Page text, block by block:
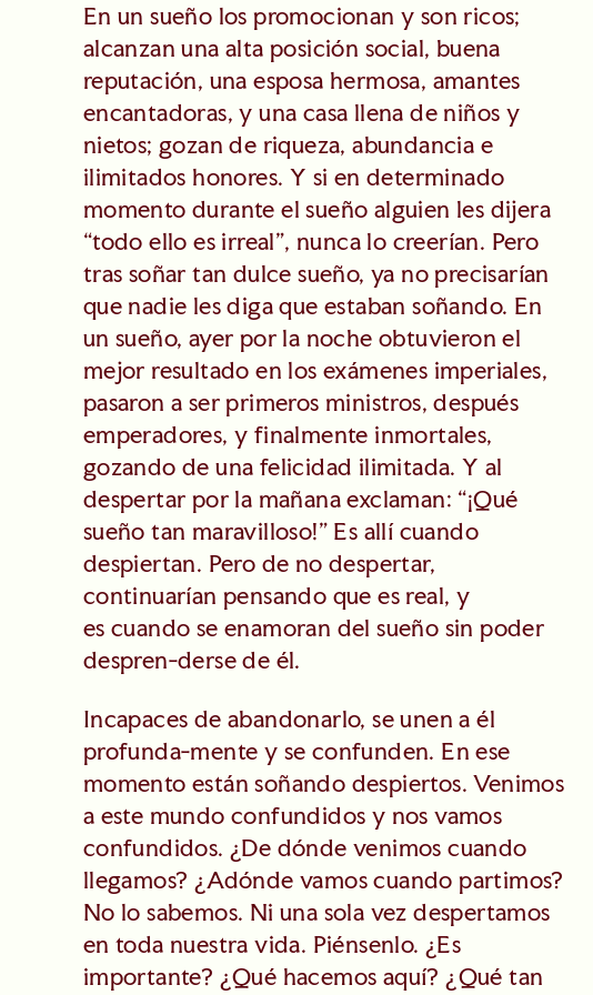
En un sueño los promocionan y son ricos;
alcanzan una alta posición social, buena
reputación, una esposa hermosa, amantes
encantadoras, y una casa llena de niños y
nietos; gozan de riqueza, abundancia e
ilimitados honores. Y si en determinado
momento durante el sueño alguien les dijera
“todo ello es irreal”, nunca lo creerían. Pero
tras soñar tan dulce sueño, ya no precisarían
que nadie les diga que estaban soñando. En
un sueño, ayer por la noche obtuvieron el
mejor resultado en los exámenes imperiales,
pasaron a ser primeros ministros, después
emperadores, y finalmente inmortales,
gozando de una felicidad ilimitada. Y al
despertar por la mañana exclaman: “¡Qué
sueño tan maravilloso!” Es allí cuando
despiertan. Pero de no despertar,
continuarían pensando que es real, y
es cuando se enamoran del sueño sin poder
despren-derse de él.
Incapaces de abandonarlo, se unen a él
profunda-mente y se confunden. En ese
momento están soñando despiertos. Venimos
a este mundo confundidos y nos vamos
confundidos. ¿De dónde venimos cuando
llegamos? ¿Adónde vamos cuando partimos?
No lo sabemos. Ni una sola vez despertamos
en toda nuestra vida. Piénsenlo. ¿Es
importante? ¿Qué hacemos aquí? ¿Qué tan